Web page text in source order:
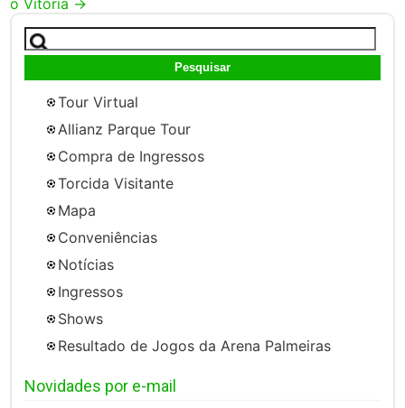
o Vitória →
Pesquisar
por:
Tour Virtual
Allianz Parque Tour
Compra de Ingressos
Torcida Visitante
Mapa
Conveniências
Notícias
Ingressos
Shows
Resultado de Jogos da Arena Palmeiras
Novidades por e-mail